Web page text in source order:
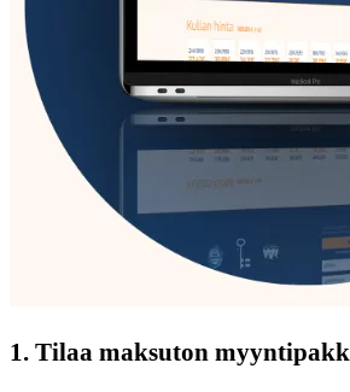
1. Tilaa maksuton